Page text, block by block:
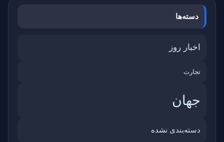
دسته‌ها
اخبار روز
تجارت
جهان
دسته‌بندی نشده